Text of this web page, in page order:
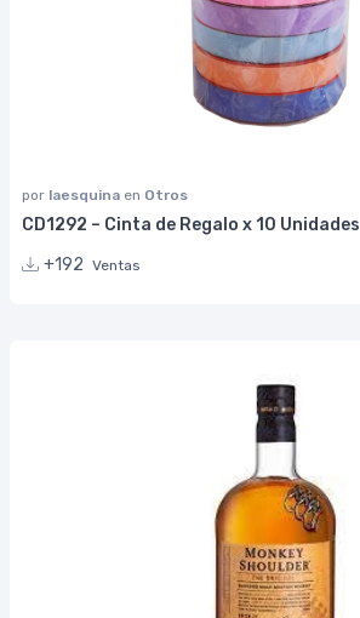
por laesquina en Otros
CD1292 – Cinta de Regalo x 10 Unidades
+192 Ventas